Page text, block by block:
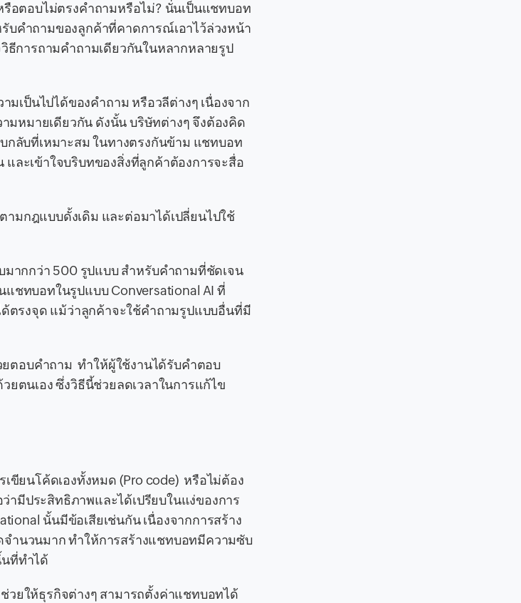
อตอบไม่ตรงคำถามหรือไม่? นั่นเป็นแชทบอท
คำถามของลูกค้าที่คาดการณ์เอาไว้ล่วงหน้า
ธีการถามคำถามเดียวกันในหลากหลายรูป
ป็นไปได้ของคำถาม หรือวลีต่างๆ เนื่องจาก
หมายเดียวกัน ดังนั้น บริษัทต่างๆ จึงต้องคิด
กลับที่เหมาะสม ในทางตรงกันข้าม แชทบอท
ละเข้าใจบริบทของสิ่งที่ลูกค้าต้องการจะสื่อ
มกฎแบบดั้งเดิม และต่อมาได้เปลี่ยนไปใช้
ากกว่า 500 รูปแบบ สำหรับคำถามที่ชัดเจน
ชทบอทในรูปแบบ Conversational AI ที่
ตรงจุด แม้ว่าลูกค้าจะใช้คำถามรูปแบบอื่นที่มี
ตอบคำถาม ทำให้ผู้ใช้งานได้รับคำตอบ
ตนเอง ซึ่งวิธีนี้ช่วยลดเวลาในการแก้ไข
ขียนโค้ดเองทั้งหมด (Pro code) หรือไม่ต้อง
ามีประสิทธิภาพและได้เปรียบในแง่ของการ
นั้นมีข้อเสียเช่นกัน เนื่องจากการสร้าง
ำนวนมาก ทำให้การสร้างแชทบอทมีความซับ
ที่ทำได้
ยให้ธุรกิจต่างๆ สามารถตั้งค่าแชทบอทได้